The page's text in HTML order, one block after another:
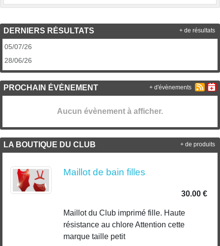
DERNIERS RÉSULTATS
05/07/26
28/06/26
+ de résultats
PROCHAIN ÉVÈNEMENT
Aucun évènement à afficher.
+ d'évènements
LA BOUTIQUE DU CLUB
Maillot de bain filles
30.00 €
Maillot du Club imprimé fille. Haute
résistance au chlore Attention cette
marque taille petit
+ de produits